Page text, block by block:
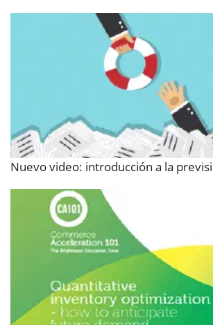
Nuevo video: introducción a la